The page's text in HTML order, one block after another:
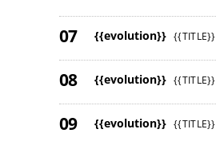
{{evolution}} {{TITLE}}
{{evolution}} {{TITLE}}
{{evolution}} {{TITLE}}